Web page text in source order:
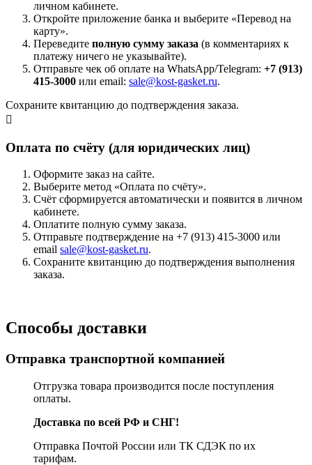
личном кабинете.
Откройте приложение банка и выберите «Перевод на
карту».
Переведите полную сумму заказа (в комментариях к
платежу ничего не указывайте).
Отправьте чек об оплате на WhatsApp/Telegram: +7 (913)
415-3000 или email: sale@kost-gasket.ru.
Сохраните квитанцию до подтверждения заказа.
Оплата по счёту (для юридических лиц)
Оформите заказ на сайте.
Выберите метод «Оплата по счёту».
Счёт сформируется автоматически и появится в личном
кабинете.
Оплатите полную сумму заказа.
Отправьте подтверждение на +7 (913) 415-3000 или
email sale@kost-gasket.ru.
Сохраните квитанцию до подтверждения выполнения
заказа.
Способы доставки
Отправка транспортной компанией
Отгрузка товара производится после поступления
оплаты.
Доставка по всей РФ и СНГ!
Отправка Почтой России или ТК СДЭК по их
тарифам.